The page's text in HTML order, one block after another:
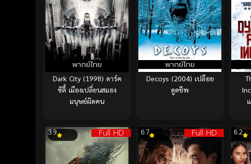
พากย์ไทย
Dark City (1998) ดาร์ค
ซิตี้ เมืองเปลี่ยนสมอง
มนุษย์ผิดคน
พากย์ไทย
Decoys (2004) เปลือย
ดูดชีพ
Full HD
3.9 Full HD
6.7 6.2